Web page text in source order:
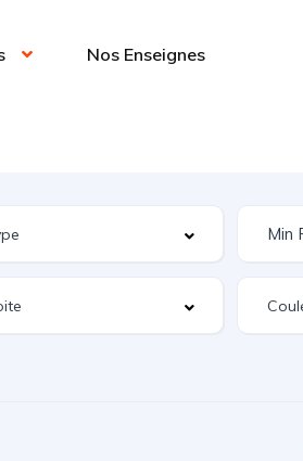
Nos Enseignes